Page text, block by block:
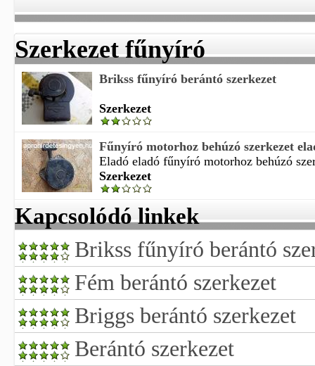
Szerkezet fűnyíró
Brikss fűnyíró berántó szerkezet
Szerkezet
Fűnyíró motorhoz behúzó szerkezet
Eladó eladó fűnyíró motorhoz behúzó
Szerkezet
Kapcsolódó linkek
Brikss fűnyíró berántó
Fém berántó szerkezet
Briggs berántó szerkezet
Berántó szerkezet